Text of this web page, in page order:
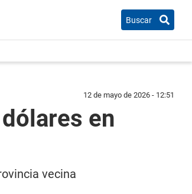
Buscar
12 de mayo de 2026 - 12:51
en
vecina